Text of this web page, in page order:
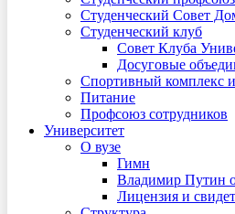
Студенческий Совет
Студенческий клуб
Совет Клуба
Досуговые
Спортивный комплекс
Питание
Профсоюз сотрудников
Университет
О вузе
Гимн
Владимир Путин
Лицензия и